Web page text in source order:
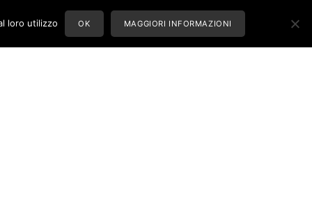
loro utilizzo OK MAGGIORI INFORMAZIONI